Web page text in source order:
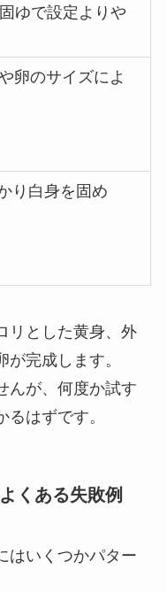
ゆで設定よりや
卵のサイズによ
り白身を固め
リとした黄身、外
完成します。
んが、何度か試す
はずです。
くある失敗例
はいくつかパター